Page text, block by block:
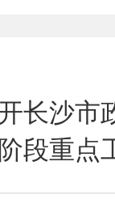
长沙市
段重点